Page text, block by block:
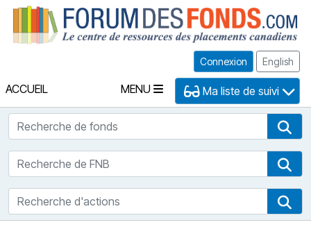
Connexion English
ACCUEIL MENU Ma liste de suivi
Recherche de fonds
Recherche de FNB
Recherche d'actions